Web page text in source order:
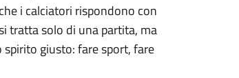
i calciatori rispondono con
tratta solo di una partita, ma
giusto: fare sport, fare